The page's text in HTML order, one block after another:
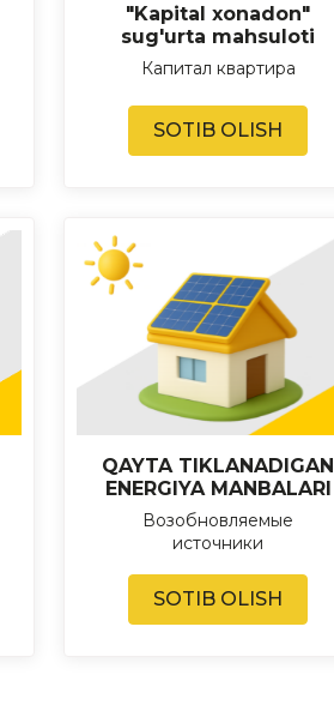
"Kapital xonadon"
sug'urta mahsuloti
Капитал квартира
SOTIB OLISH
QAYTA TIKLANADIGAN
ENERGIYA MANBALARI
Возобновляемые
источники
SOTIB OLISH